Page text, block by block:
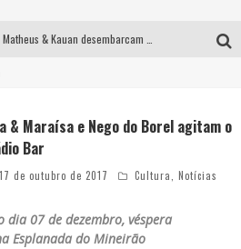
& Maraísa e Nego do Borel agitam o
Bar
17 de outubro de 2017 Cultura Notícias
dia 07 de dezembro, véspera
Esplanada do Mineirão